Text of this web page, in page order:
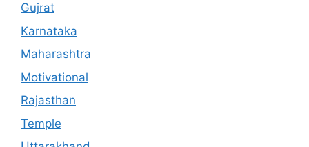
Gujrat
Karnataka
Maharashtra
Motivational
Rajasthan
Temple